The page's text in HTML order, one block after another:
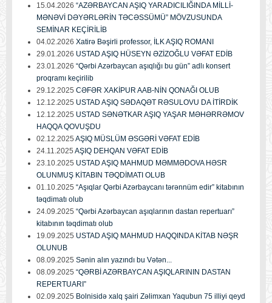
15.04.2026 “AZƏRBAYCAN AŞIQ YARADICILIĞINDA MİLLİ-
MƏNƏVİ DƏYƏRLƏRİN TƏCƏSSÜMÜ” MÖVZUSUNDA
SEMİNAR KEÇİRİLİB
04.02.2026 Xatirə Bəşirli professor, İLK AŞIQ ROMANI
29.01.2026 USTAD AŞIQ HÜSEYN ƏZİZOĞLU VƏFAT EDİB
23.01.2026 “Qərbi Azərbaycan aşıqlığı bu gün” adlı konsert
proqramı keçirilib
29.12.2025 CƏFƏR XAKİPUR AAB-NİN QONAĞI OLUB
12.12.2025 USTAD AŞIQ SƏDAQƏT RƏSULOVU DA İTİRDİK
12.12.2025 USTAD SƏNƏTKAR AŞIQ YAŞAR MƏHƏRRƏMOV
HAQQA QOVUŞDU
02.12.2025 AŞIQ MÜSLÜM ƏSGƏRİ VƏFAT EDİB
24.11.2025 AŞIQ DEHQAN VƏFAT EDİB
23.10.2025 USTAD AŞIQ MAHMUD MƏMMƏDOVA HƏSR
OLUNMUŞ KİTABIN TƏQDİMATI OLUB
01.10.2025 “Aşıqlar Qərbi Azərbaycanı tərənnüm edir” kitabının
təqdimatı olub
24.09.2025 “Qərbi Azərbaycan aşıqlarının dastan repertuarı”
kitabının təqdimatı olub
19.09.2025 USTAD AŞIQ MAHMUD HAQQINDA KİTAB NƏŞR
OLUNUB
08.09.2025 Sənin alın yazındı bu Vətən...
08.09.2025 “QƏRBİ AZƏRBAYCAN AŞIQLARININ DASTAN
REPERTUARI”
02.09.2025 Bolnisidə xalq şairi Zəlimxan Yaqubun 75 illiyi qeyd